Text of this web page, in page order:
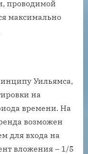
проводимой
максимально
Уильямса,
на
времени. На
возможен
для входа на
вложения – 1/5